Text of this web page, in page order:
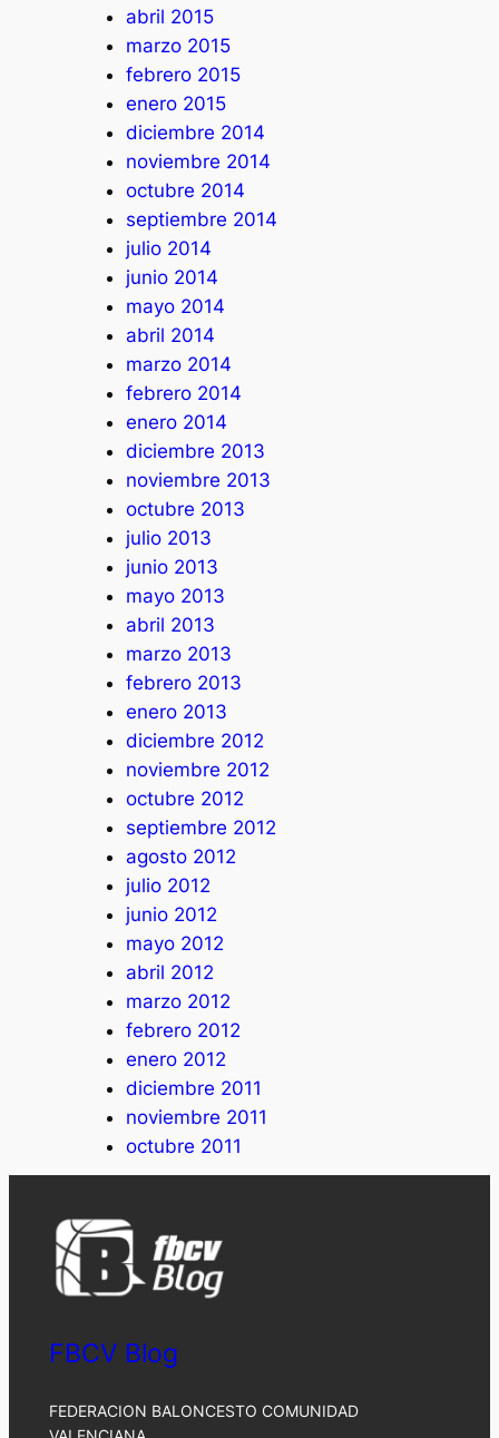
abril 2015
marzo 2015
febrero 2015
enero 2015
diciembre 2014
noviembre 2014
octubre 2014
septiembre 2014
julio 2014
junio 2014
mayo 2014
abril 2014
marzo 2014
febrero 2014
enero 2014
diciembre 2013
noviembre 2013
octubre 2013
julio 2013
junio 2013
mayo 2013
abril 2013
marzo 2013
febrero 2013
enero 2013
diciembre 2012
noviembre 2012
octubre 2012
septiembre 2012
agosto 2012
julio 2012
junio 2012
mayo 2012
abril 2012
marzo 2012
febrero 2012
enero 2012
diciembre 2011
noviembre 2011
octubre 2011
FBCV Blog
FEDERACION BALONCESTO COMUNIDAD